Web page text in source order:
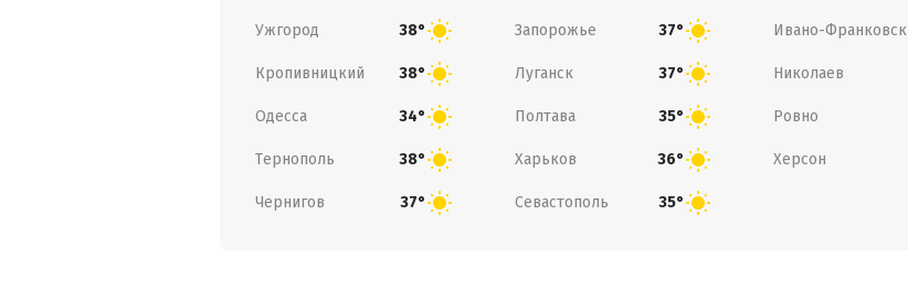
Ужгород 38° Запорожье 37° Ивано-Франковск
Кропивницкий 38° Луганск 37° Николаев
Одесса 34° Полтава 35° Ровно
Тернополь 38° Харьков 36° Херсон
Чернигов 37° Севастополь 35°